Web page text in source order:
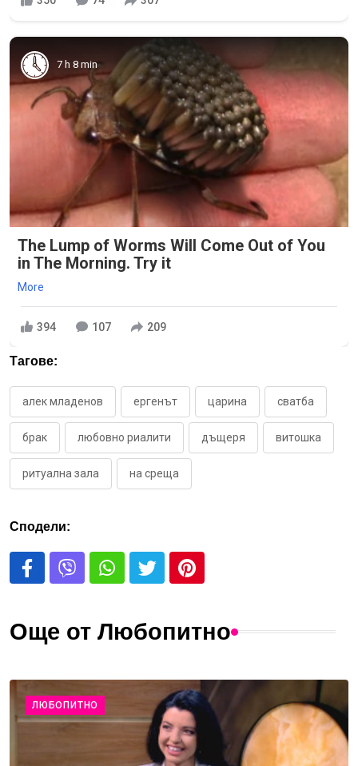
7 h 8 min
The Lump of Worms Will Come Out of You
in The Morning. Try it
More
394 107 209
Тагове:
алек младенов ергенът царина сватба
брак любовно риалити дъщеря витошка
ритуална зала на среща
Сподели:
Още от Любопитно
ЛЮБОПИТНО